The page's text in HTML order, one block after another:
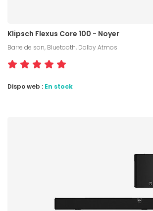
Klipsch Flexus Core 100 - Noyer
Barre de son, Bluetooth, Dolby Atmos
Dispo web : En stock